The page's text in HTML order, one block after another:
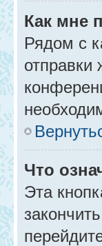
Как мне
Рядом с
отправки
Что
Эта